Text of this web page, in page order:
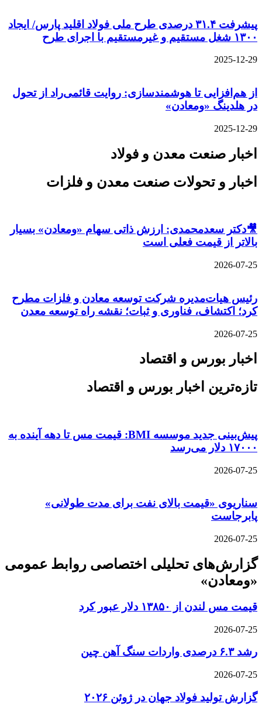
پیشرفت ۳۱.۴ درصدی طرح ملی فولاد اقلید پارس/ ایجاد
۱۳۰۰ شغل مستقیم و غیرمستقیم با اجرای طرح
2025-12-29
از هم‌افزایی تا هوشمندسازی: روایت قائمی‌راد از تحول
در هلدینگ «ومعادن»
2025-12-29
اخبار صنعت معدن و فولاد
اخبار و تحولات صنعت معدن و فلزات
🎥دکتر سعدمحمدی: ارزش ذاتی سهام «ومعادن» بسیار
بالاتر از قیمت فعلی است
2026-07-25
رئیس هیات‌مدیره شرکت توسعه معادن و فلزات مطرح
کرد؛ اکتشاف، فناوری و ثبات؛ نقشه راه توسعه معدن
2026-07-25
اخبار بورس و اقتصاد
تازه‌ترین اخبار بورس و اقتصاد
پیش‌بینی جدید موسسه BMI: قیمت مس تا دهه آینده به
۱۷۰۰۰ دلار می‌رسد
2026-07-25
سناریوی «قیمت بالای نفت برای مدت طولانی»
پابرجاست
2026-07-25
گزارش‌های تحلیلی اختصاصی روابط عمومی
«ومعادن»
قیمت مس لندن از ۱۳۸۵۰ دلار عبور کرد
2026-07-25
رشد ۶.۳ درصدی واردات سنگ آهن چین
2026-07-25
گزارش تولید فولاد جهان در ژوئن ۲۰۲۶